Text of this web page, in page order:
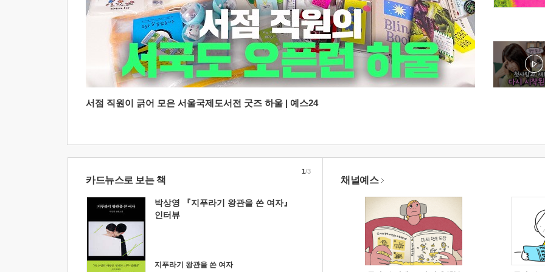
서점 직원이 긁어 모은 서울국제도서전 굿즈 하울 | 예스24
카드뉴스로 보는 책
박상영 『지푸라기 왕관을 쓴 여자』
인터뷰
지푸라기 왕관을 쓴 여자
1/3
채널예스